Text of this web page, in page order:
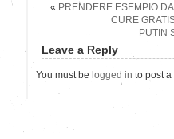
« PRENDERE ESEMPIO
CURE
PUTIN
Leave a Reply
You must be logged in to post a